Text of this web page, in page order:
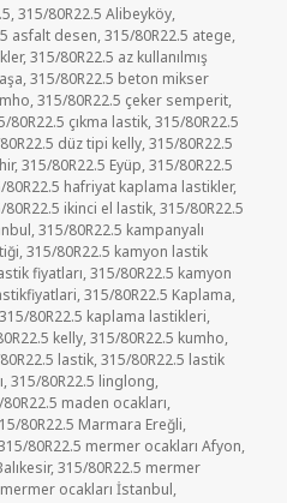
,315/80R22.5 Alibeyköy,
asfalt desen,315/80R22.5 atege,
,315/80R22.5 az kullanılmış
,315/80R22.5 beton mikser
,315/80R22.5 çeker semperit,
80R22.5 çıkma lastik,315/80R22.5
düz tipi kelly,315/80R22.5
,315/80R22.5 Eyüp,315/80R22.5
80R22.5 hafriyat kaplama lastikler,
80R22.5 ikinci el lastik,315/80R22.5
,315/80R22.5 kampanyalı
,315/80R22.5 kamyon lastik
fiyatları,315/80R22.5 kamyon
,315/80R22.5 Kaplama,
315/80R22.5 kaplama lastikleri,
kelly,315/80R22.5 kumho,
lastik,315/80R22.5 lastik
,315/80R22.5 linglong,
maden ocakları,
80R22.5 Marmara Ereğli,
80R22.5 mermer ocakları Afyon,
,315/80R22.5 mermer
ocakları İstanbul,